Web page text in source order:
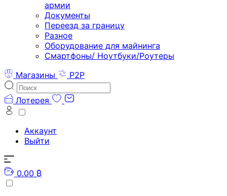
армии
Документы
Переезд за границу
Разное
Оборудование для майнинга
Смартфоны/ Ноутбуки/Роутеры
Магазины
P2P
Лотерея
Аккаунт
Выйти
0.00 ₿